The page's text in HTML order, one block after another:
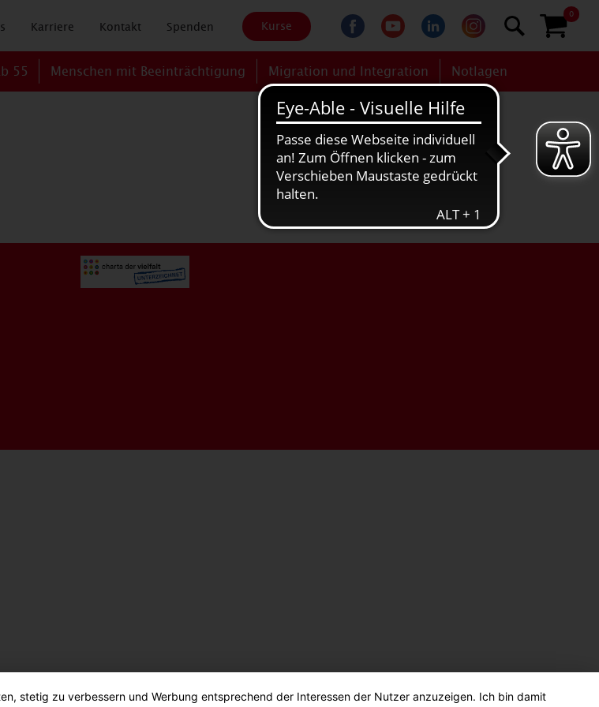
Karriere Kontakt Spenden Kurse
0
55 Menschen mit Beeinträchtigung Migration und Integration Notlagen
stetig zu verbessern und Werbung entsprechend der Interessen der Nutzer anzuzeigen. Ich bin damit